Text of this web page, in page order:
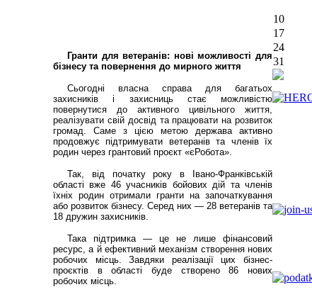
Гранти для ветеранів: нові можливості для
бізнесу та повернення до мирного життя
Сьогодні власна справа для багатьох
захисників і захисниць стає можливістю
повернутися до активного цивільного життя,
реалізувати свій досвід та працювати на розвиток
громад. Саме з цією метою держава активно
продовжує підтримувати ветеранів та членів їх
родин через грантовий проєкт «єРобота».
Так, від початку року в Івано-Франківській
області вже 46 учасників бойових дій та членів
їхніх родин отримали гранти на започаткування
або розвиток бізнесу. Серед них — 28 ветеранів та
18 дружин захисників.
Така підтримка — це не лише фінансовий
ресурс, а й ефективний механізм створення нових
робочих місць. Завдяки реалізації цих бізнес-
проєктів в області буде створено 86 нових
робочих місць.
10
17
24
31